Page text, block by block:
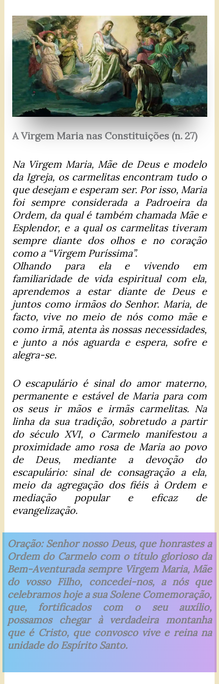
A Virgem Maria nas Constituições (n. 27)
Na Virgem Maria, Mãe de Deus e modelo
da Igreja, os carmelitas encontram tudo o
que desejam e esperam ser. Por isso, Maria
foi sempre considerada a Padroeira da
Ordem, da qual é também chamada Mãe e
Esplendor, e a qual os carmelitas tiveram
sempre diante dos olhos e no coração
como a “Virgem Puríssima”.
Olhando para ela e vivendo em
familiaridade de vida espiritual com ela,
aprendemos a estar diante de Deus e
juntos como irmãos do Senhor. Maria, de
facto, vive no meio de nós como mãe e
como irmã, atenta às nossas necessidades,
e junto a nós aguarda e espera, sofre e
alegra-se.
O escapulário é sinal do amor materno,
permanente e estável de Maria para com
os seus ir mãos e irmãs carmelitas. Na
linha da sua tradição, sobretudo a partir
do século XVI, o Carmelo manifestou a
proximidade amo rosa de Maria ao povo
de Deus, mediante a devoção do
escapulário: sinal de consagração a ela,
meio da agregação dos fiéis à Ordem e
mediação popular e eficaz de
evangelização.
Oração: Senhor nosso Deus, que honrastes a
Ordem do Carmelo com o título glorioso da
Bem-Aventurada sempre Virgem Maria, Mãe
do vosso Filho, concedei-nos, a nós que
celebramos hoje a sua Solene Comemoração,
que, fortificados com o seu auxílio,
possamos chegar à verdadeira montanha
que é Cristo, que convosco vive e reina na
unidade do Espírito Santo.